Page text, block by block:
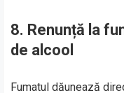
8. Renunță la
de alcool
Fumatul dăunează